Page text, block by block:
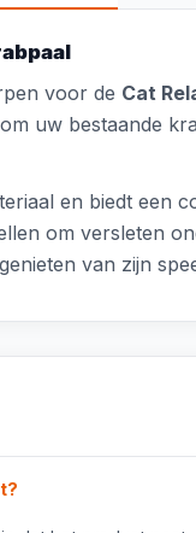
voor de Cat
uw bestaande
en biedt
om versleten
van zijn